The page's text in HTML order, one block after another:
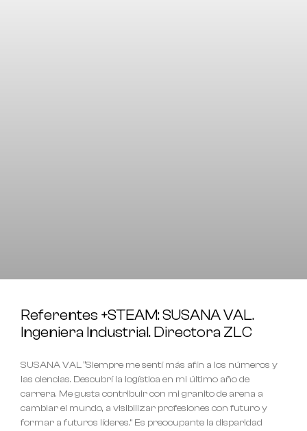
Referentes +STEAM: SUSANA VAL.
Ingeniera Industrial. Directora ZLC
SUSANA VAL “Siempre me sentí más afín a los números y
las ciencias. Descubrí la logística en mi último año de
carrera. Me gusta contribuir con mi granito de arena a
cambiar el mundo, a visibilizar profesiones con futuro y
formar a futuros líderes.” Es preocupante la disparidad